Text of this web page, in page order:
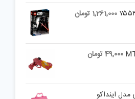
1,261,000 تومان
49,000تومان
اینداکو